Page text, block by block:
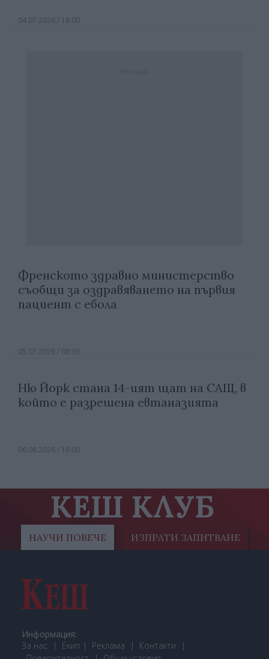
04.07.2026 / 18:00
Френското здравно министерство
съобщи за оздравяването на първия
пациент с ебола
05.07.2026 / 08:30
Ню Йорк стана 14-ият щат на САЩ, в
който е разрешена евтаназията
06.08.2026 / 16:00
КЕШ КЛУБ
НАУЧИ ПОВЕЧЕ ИЗПРАТИ ЗАПИТВАНЕ
Информация:
За нас
Екип Реклама
Контакти